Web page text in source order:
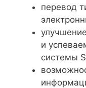
перевод
и
системы